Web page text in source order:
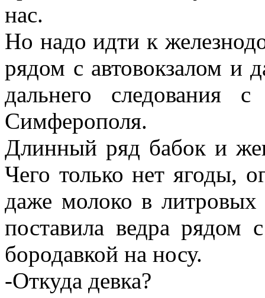
нас.
Но надо идти к
рядом с автовокзалом и
дальнего
Симферополя.
Длинный ряд бабок и
Чего только нет ягоды,
даже молоко в литровых
поставила ведра
бородавкой на носу.
-Откуда девка?